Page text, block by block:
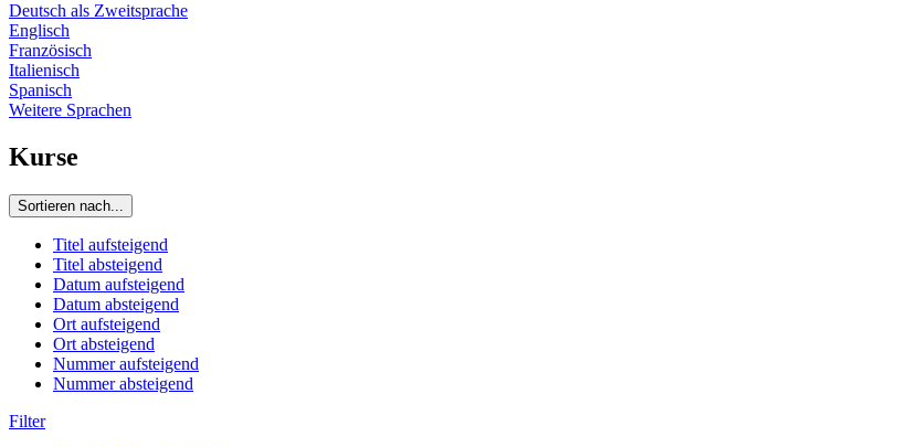
Deutsch als Zweitsprache
Englisch
Französisch
Italienisch
Spanisch
Weitere Sprachen
Kurse
Sortieren nach...
Titel aufsteigend
Titel absteigend
Datum aufsteigend
Datum absteigend
Ort aufsteigend
Ort absteigend
Nummer aufsteigend
Nummer absteigend
Filter